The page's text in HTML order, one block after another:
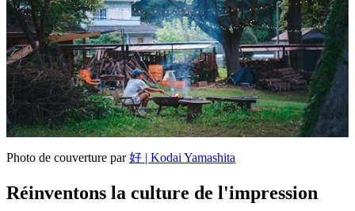
Photo de couverture par好 | Kodai Yamashita
Réinventons la culture de l'impression